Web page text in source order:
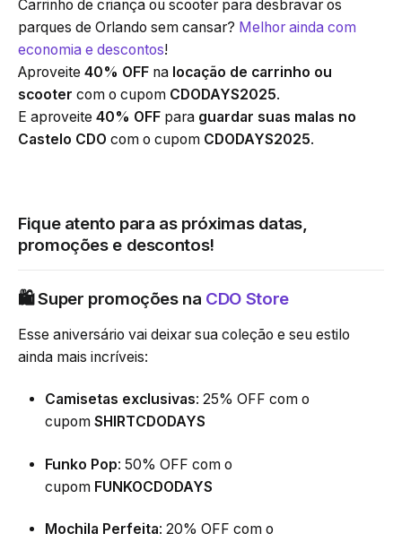
Carrinho de criança ou scooter para desbravar os
parques de Orlando sem cansar? Melhor ainda com
economia e descontos!
Aproveite 40% OFF na locação de carrinho ou
scooter com o cupom CDODAYS2025.
E aproveite 40% OFF para guardar suas malas no
Castelo CDO com o cupom CDODAYS2025.
Fique atento para as próximas datas,
promoções e descontos!
🛍 Super promoções na CDO Store
Esse aniversário vai deixar sua coleção e seu estilo
ainda mais incríveis:
Camisetas exclusivas: 25% OFF com o
cupom SHIRTCDODAYS
Funko Pop: 50% OFF com o
cupom FUNKOCDODAYS
Mochila Perfeita: 20% OFF com o